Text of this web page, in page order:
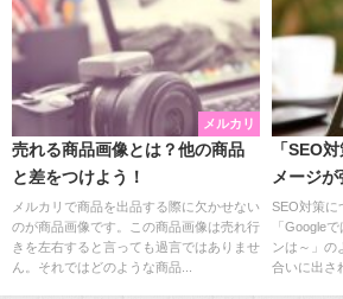
メルカリ
売れる商品画像とは？他の商品
と差をつけよう！
メルカリで商品を出品する際に欠かせない
のが商品画像です。この商品画像は売れ行
きを左右すると言っても過言ではありませ
ん。それではどのような商品...
「SEO
メージ
SEO対策に
「Google
ンは～」の
合いに出さ